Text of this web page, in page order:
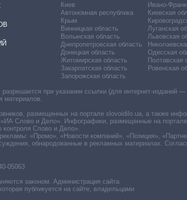
Киев
Автономная республика
Крым
Винницкая область
Волынская область
Днепропетровская область
Донецкая область
Житомирская область
Закарпатская область
Запорожская область
Ивано-
Киевская
Луганская
Львовская
Одесская
Полтавская
Ровенская
05063
законом. Администрация сайта
публикуется на сайте, владельцами
при указании ссылки (для интернет-изданий
материалов.
размещенных на портале slovoidilo.ua, а также
Слово и Дело». Инфографики, размещенные на
Слово и Дело».
«Промо», «Новости компаний», «Позиция»,
обнародованные в рекламных материалах.